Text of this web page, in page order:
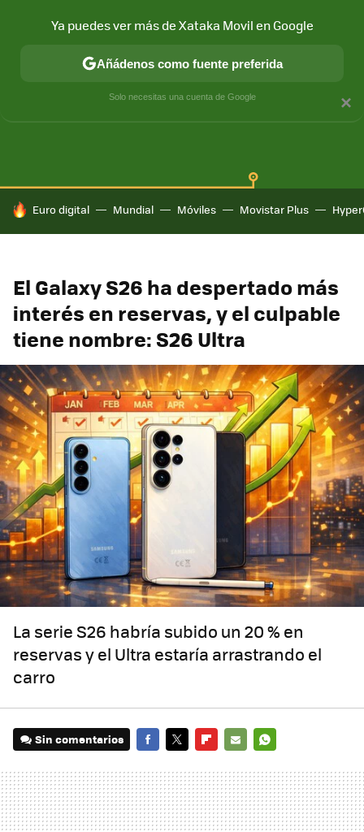
HOY SE HABLA DE
Euro digital Mundial Móviles Movistar Plus
El Galaxy S26 ha despertado más
interés en reservas, y el culpable
tiene nombre: S26 Ultra
La serie S26 habría subido un 20 % en
reservas y el Ultra estaría arrastrando el
carro
Sin comentarios
MAIL
×
Ya puedes ver más de Xataka Movil en Google
Añádenos como fuente preferida
Solo necesitas una cuenta de Google